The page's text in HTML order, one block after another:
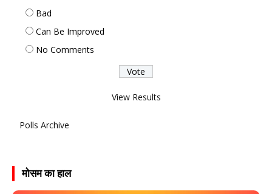
Bad
Can Be Improved
No Comments
View Results
Polls Archive
मोसम का हाल